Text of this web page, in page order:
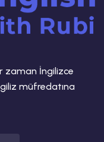
zaman İngilizce
müfredatına